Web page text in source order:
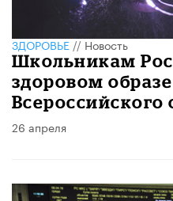
ЗДОРОВЬЕ//Новость
Школьникам
здоровом
Всероссийского
26 апреля